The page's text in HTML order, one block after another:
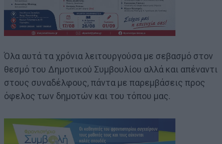
Όλα αυτά τα χρόνια λειτουργούσα με σεβασμό στον
θεσμό του Δημοτικού Συμβουλίου αλλά και απέναντι
στους συναδέλφους, πάντα με παρεμβάσεις προς
όφελος των δημοτών και του τόπου μας.